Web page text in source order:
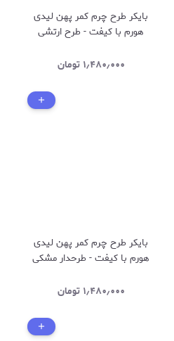
بایکر طرح چرم کمر پهن لیدی
هورم با کیفت - طرح ارتشی
۱٫۴۸۰٫۰۰۰ تومان
بایکر طرح چرم کمر پهن لیدی
هورم با کیفت - طرحدار مشکی
۱٫۴۸۰٫۰۰۰ تومان